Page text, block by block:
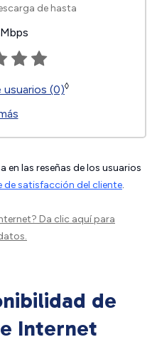
de hasta
Mbps
usuarios (0)◊
en las reseñas de los usuarios
de satisfacción del cliente.
Da clic aquípara
de
Internet